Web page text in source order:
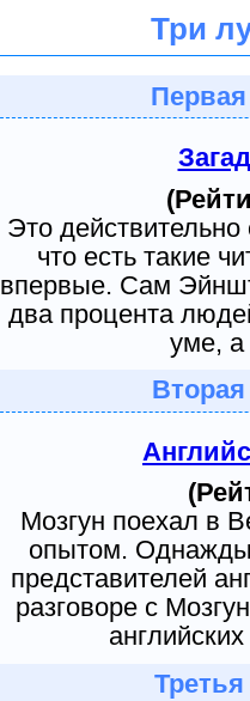
Три
Это
что есть такие
впервые. Сам
два процента
уме, а
Мозгун поехал в
опытом. Однажды
представителей
разговоре с